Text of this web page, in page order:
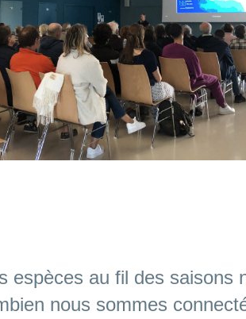
espèces au fil des saisons
nous sommes